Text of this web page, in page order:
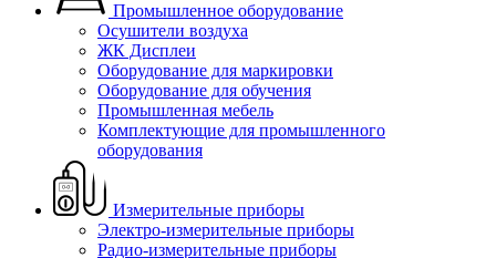
Промышленное оборудование
Осушители воздуха
ЖК Дисплеи
Оборудование для маркировки
Оборудование для обучения
Промышленная мебель
Комплектующие для промышленного
оборудования
Измерительные приборы
Электро-измерительные приборы
Радио-измерительные приборы